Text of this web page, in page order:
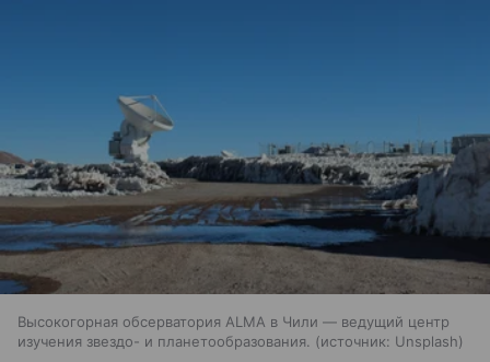
Высокогорная обсерватория ALMA в Чили — ведущий центр
изучения звездо- и планетообразования.
источник: Unsplash